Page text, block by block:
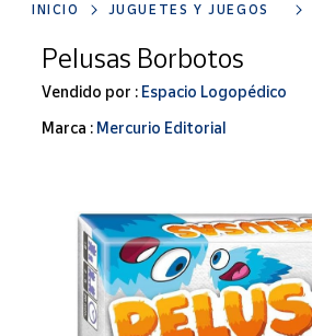
clave
para
buscar
productos
Alimentación
Bebidas
Ocio y cultura
Juguetes y
Merchandising
Tienda de
INICIO JUGUETES Y JUEGOS
Pelusas Borbotos
Vendido por : Espacio Logopédico
Marca : Mercurio Editorial